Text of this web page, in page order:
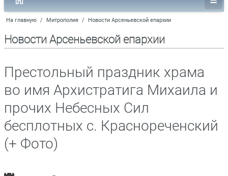
На главную / Митрополия / Новости Арсеньевской епархии
Новости Арсеньевской епархии
Престольный праздник храма
во имя Архистратига Михаила и
прочих Небесных Сил
бесплотных с. Краснореченский
(+ Фото)